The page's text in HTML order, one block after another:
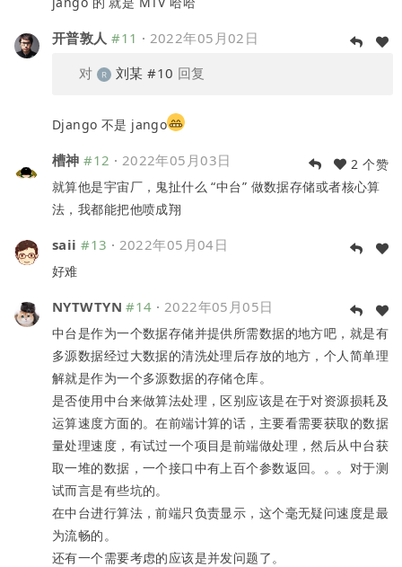
开普敦人 #11 · 2022年05月02日
对
刘某 #10 回复
Django 不是 jango
槽神 #12 · 2022年05月03日
2 个赞
就算他是宇宙厂，鬼扯什么 “中台” 做数据存储或者核心算
法，我都能把他喷成翔
saii #13 · 2022年05月04日
好难
NYTWTYN #14 · 2022年05月05日
中台是作为一个数据存储并提供所需数据的地方吧，就是有
多源数据经过大数据的清洗处理后存放的地方，个人简单理
解就是作为一个多源数据的存储仓库。
是否使用中台来做算法处理，区别应该是在于对资源损耗及
运算速度方面的。在前端计算的话，主要看需要获取的数据
量处理速度，有试过一个项目是前端做处理，然后从中台获
取一堆的数据，一个接口中有上百个参数返回。。。对于测
试而言是有些坑的。
在中台进行算法，前端只负责显示，这个毫无疑问速度是最
为流畅的。
还有一个需要考虑的应该是并发问题了。